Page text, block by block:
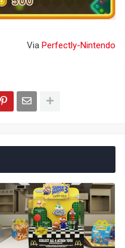
Via Perfectly-Nintendo